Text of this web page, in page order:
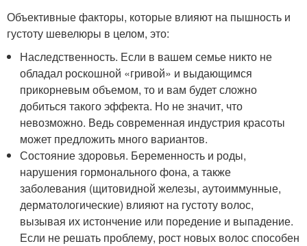
Объективные факторы, которые влияют на пышность и
густоту шевелюры в целом, это:
Наследственность. Если в вашем семье никто не
обладал роскошной «гривой» и выдающимся
прикорневым объемом, то и вам будет сложно
добиться такого эффекта. Но не значит, что
невозможно. Ведь современная индустрия красоты
может предложить много вариантов.
Состояние здоровья. Беременность и роды,
нарушения гормонального фона, а также
заболевания (щитовидной железы, аутоиммунные,
дерматологические) влияют на густоту волос,
вызывая их истончение или поредение и выпадение.
Если не решать проблему, рост новых волос способен